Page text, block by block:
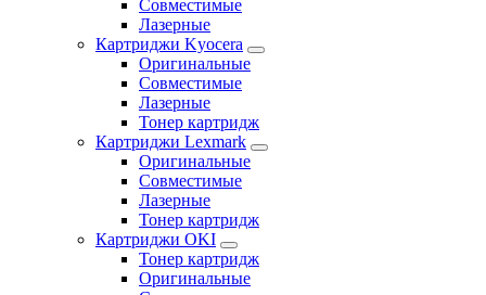
Совместимые
Лазерные
Картриджи Kyocera
Оригинальные
Совместимые
Лазерные
Тонер картридж
Картриджи Lexmark
Оригинальные
Совместимые
Лазерные
Тонер картридж
Картриджи OKI
Тонер картридж
Оригинальные